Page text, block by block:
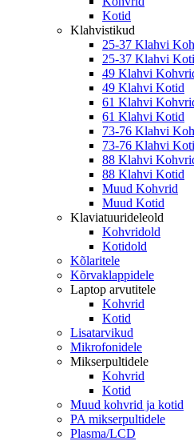
Kotid
Klahvistikud
25-37 Klahvi
25-37 Klahvi
49 Klahvi
49 Klahvi Kotid
61 Klahvi
61 Klahvi Kotid
73-76 Klahvi
73-76 Klahvi
88 Klahvi
88 Klahvi Kotid
Muud Kohvrid
Muud Kotid
Klaviatuurideleold
Kohvridold
Kotidold
Kõlaritele
Kõrvaklappidele
Laptop arvutitele
Kohvrid
Kotid
Lisatarvikud
Mikrofonidele
Mikserpultidele
Kohvrid
Kotid
Muud kohvrid ja kotid
PA mikserpultidele
Plasma/LCD